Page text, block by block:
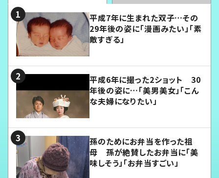
平成7年に生まれた双子…その
29年後の姿に「漫画みたい」「素
敵すぎる」
平成6年に撮った2ショット 30
年後の姿に…「美男美女」「こん
な夫婦になりたい」
孫のためにお弁当を作った祖
母 孫が絶賛したお弁当に「美
味しそう」「お弁当すごい」